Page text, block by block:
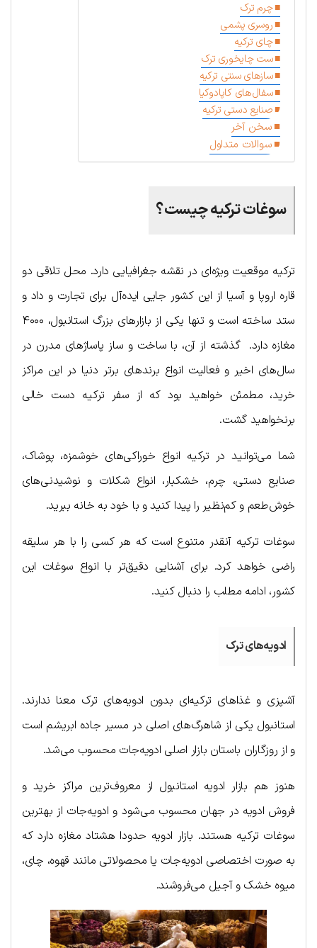
چرم ترک
روسری پشمی
چای ترکیه
ست چایخوری ترک
سازهای سنتی ترکیه
سفال‌های کاپادوکیا
صنایع دستی ترکیه
سخن آخر
سوالات متداول
سوغات ترکیه چیست؟
ترکیه موقعیت ویژه‌ای در نقشه جغرافیایی دارد. محل تلاقی دو
قاره اروپا و آسیا از این کشور جایی ایده‌آل برای تجارت و داد و
ستد ساخته است و تنها یکی از بازارهای بزرگ استانبول، ۴۰۰۰
مغازه دارد. گذشته از آن، با ساخت و ساز پاساژهای مدرن در
سال‌های اخیر و فعالیت انواع برندهای برتر دنیا در این مراکز
خرید، مطمئن خواهید بود که از سفر ترکیه دست خالی
برنخواهید گشت.
شما می‌توانید در ترکیه انواع خوراکی‌های خوشمزه، پوشاک،
صنایع دستی، چرم، خشکبار، انواع شکلات و نوشیدنی‌های
خوش‌طعم و کم‌نظیر را پیدا کنید و با خود به خانه ببرید.
سوغات ترکیه آنقدر متنوع است که هر کسی را با هر سلیقه
راضی خواهد کرد. برای آشنایی دقیق‌تر با انواع سوغات این
کشور، ادامه مطلب را دنبال کنید.
ادویه‌های ترک
آشپزی و غذاهای ترکیه‌ای بدون ادویه‌های ترک معنا ندارند.
استانبول یکی از شاهرگ‌های اصلی در مسیر جاده ابریشم است
و از روزگاران باستان بازار اصلی ادویه‌جات محسوب می‌شد.
هنوز هم بازار ادویه استانبول از معروف‌ترین مراکز خرید و
فروش ادویه در جهان محسوب می‌شود و ادویه‌جات از بهترین
سوغات ترکیه هستند. بازار ادویه حدودا هشتاد مغازه دارد که
به صورت اختصاصی ادویه‌جات یا محصولاتی مانند قهوه، چای،
میوه خشک و آجیل می‌فروشند.